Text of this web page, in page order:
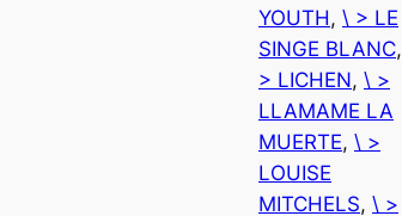
YOUTH, \ > LE
SINGE BLANC,
> LICHEN, \ >
LLAMAME LA
MUERTE, \ >
LOUISE
MITCHELS, \ >